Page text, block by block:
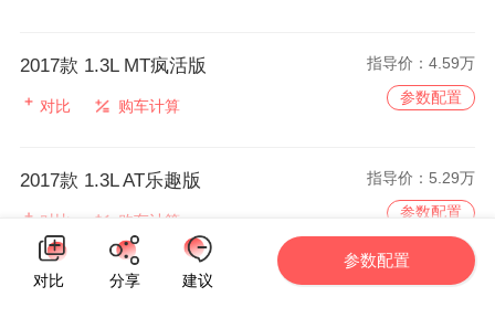
2017款 1.3L MT疯活版 指导价：4.59万
对比 购车计算 参数配置
2017款 1.3L AT乐趣版 指导价： 5.29万
对比 购车计算 参数配置
对比 分享 建议
参数配置